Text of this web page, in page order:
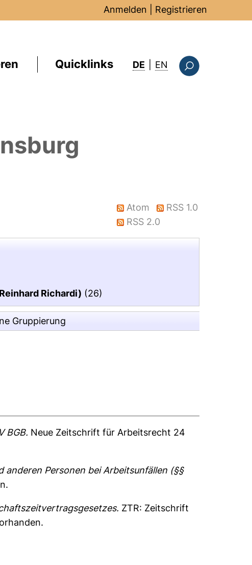
Anmelden Registrieren
Quicklinks DE EN : this page in
Atom
RSS 1.0
RSS 2.0
Richardi) (26)
Gruppierung
BGB. Neue Zeitschrift für Arbeitsrecht 24
Personen bei Arbeitsunfällen (§§
ZTR: Zeitschrift